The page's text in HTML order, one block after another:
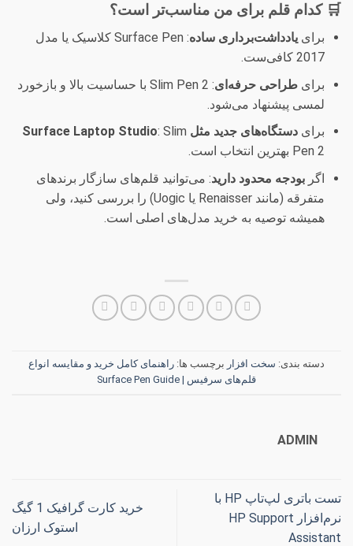
🛒 کدام قلم برای من مناسب‌تر است؟
برای یادداشت‌برداری ساده
: Surface Pen کلاسیک یا مدل
2017 کافی‌ست.
برای طراحی حرفه‌ای
: Slim Pen 2 با حساسیت بالا و بازخورد
لمسی پیشنهاد می‌شود.
برای دستگاه‌های جدید مثل Surface Laptop Studio : Slim
Pen 2 بهترین انتخاب است.
اگر بودجه محدود دارید: می‌توانید قلم‌های سازگار برندهای
متفرقه (مانند Renaisser یا Uogic) را بررسی کنید، ولی
همیشه توصیه به خرید مدل‌های اصلی است.
دسته بندی: سخت افزار برچسب ها: راهنمای کامل خرید و مقایسه انواع
قلم‌های سرفیس | Surface Pen Guide
ADMIN
تست باتری لپ‌تاپ HP با
نرم‌افزار HP Support
Assistant
خرید کارت گرافیک 1 گیگ
استوک ارزان